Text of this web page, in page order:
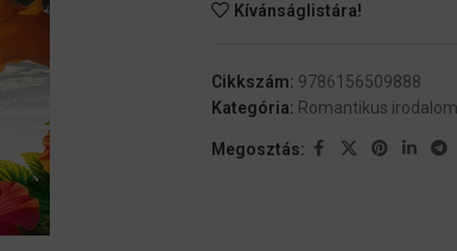
Kívánságlistára!
Cikkszám: 9786156509888
Kategória: Romantikus irodalom
Megosztás: